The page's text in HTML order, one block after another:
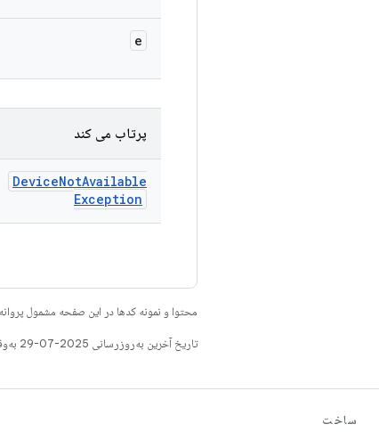
e
پرتاب می کند
DeviceNotAvailable
Exception
محتوا و نمونه کدها در این صفحه مشمول
تاریخ آخرین به‌روزرسانی 2025-07-29 به‌وقت ساعت هماهنگ جهانی.
ساخت